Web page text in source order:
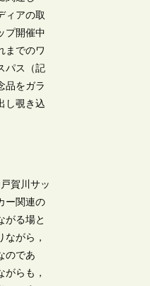
ィアの取
プ開催中
までのワ
パス（記
品をガラ
し覗き込
賀川サッ
ー関連の
がる場と
ながら，
のであ
がらも，